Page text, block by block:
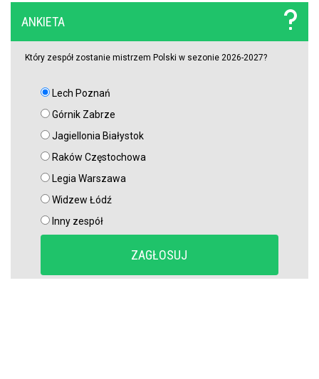
ANKIETA
Który zespół zostanie mistrzem Polski w sezonie 2026-2027?
Lech Poznań
Górnik Zabrze
Jagiellonia Białystok
Raków Częstochowa
Legia Warszawa
Widzew Łódź
Inny zespół